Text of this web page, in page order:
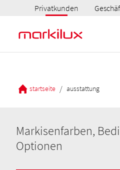
Privatkunden
startseite / ausstattung
Markisenfarben,
Optionen